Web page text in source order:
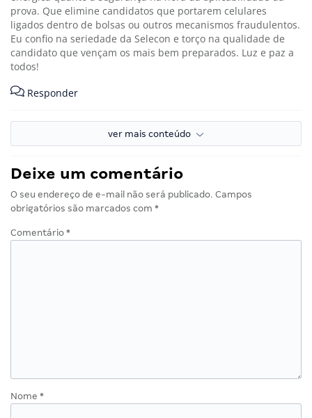
prova. Que elimine candidatos que portarem celulares
ligados dentro de bolsas ou outros mecanismos fraudulentos.
Eu confio na seriedade da Selecon e torço na qualidade de
candidato que vençam os mais bem preparados. Luz e paz a
todos!
Responder
ver mais conteúdo
Deixe um comentário
O seu endereço de e-mail não será publicado. Campos
obrigatórios são marcados com *
Comentário *
Nome *